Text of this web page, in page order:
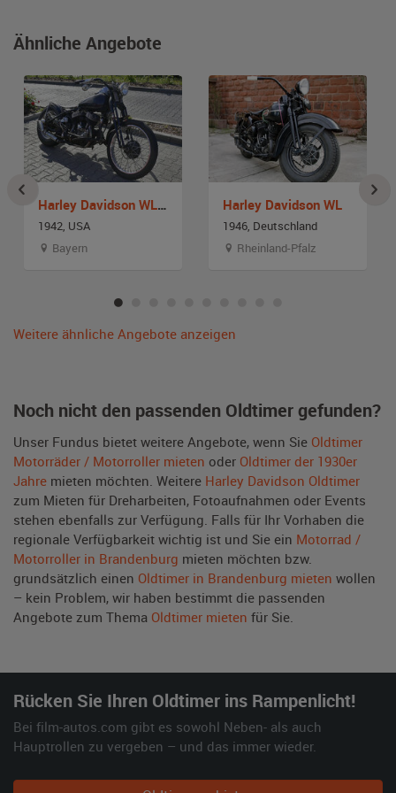
Ähnliche Angebote
Harley Davidson WL 750
1942, USA
Bayern
Harley Davidson WL
1946, Deutschland
Rheinland-Pfalz
Weitere ähnliche Angebote anzeigen
Noch nicht den passenden Oldtimer gefunden?
Unser Fundus bietet weitere Angebote, wenn Sie Oldtimer
Motorräder / Motorroller mieten oder Oldtimer der 1930er
Jahre mieten möchten. Weitere Harley Davidson Oldtimer
zum Mieten für Dreharbeiten, Fotoaufnahmen oder Events
stehen ebenfalls zur Verfügung. Falls für Ihr Vorhaben die
regionale Verfügbarkeit wichtig ist und Sie ein Motorrad /
Motorroller in Brandenburg mieten möchten bzw.
grundsätzlich einen Oldtimer in Brandenburg mieten wollen
– kein Problem, wir haben bestimmt die passenden
Angebote zum Thema Oldtimer mieten für Sie.
Rücken Sie Ihren Oldtimer ins Rampenlicht!
Bei film-autos.com gibt es sowohl Neben- als auch
Hauptrollen zu vergeben – und das immer wieder.